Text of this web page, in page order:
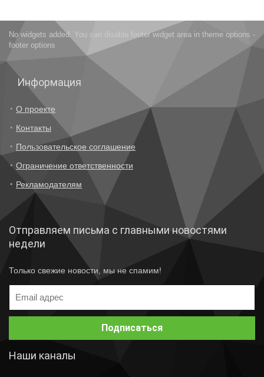
No widgets added. You can disable footer widget area in theme options -
footer options
Информация
О проекте
Контакты
Пользовательское соглашение
Ограничение ответственности
Рекламодателям
Отправляем письма с главными новостями
недели
Только свежие новости, мы не спамим!
Наши каналы